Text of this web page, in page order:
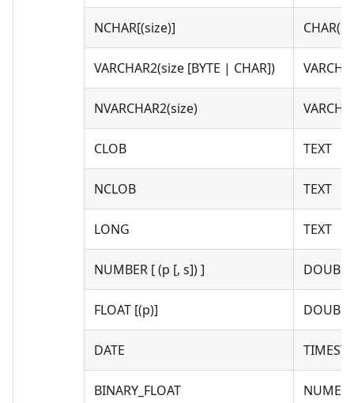
NCHAR[(size)]
VARCHAR2(size [BYTE | CHAR])
NVARCHAR2(size)
CLOB TEXT
NCLOB TEXT
LONG TEXT
NUMBER [ (p [, s]) ]
FLOAT [(p)]
DATE
BINARY_FLOAT